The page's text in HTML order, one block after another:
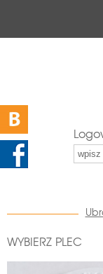
WYBIERZ PLEC